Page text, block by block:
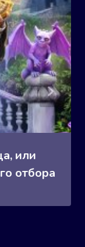
или
отбора